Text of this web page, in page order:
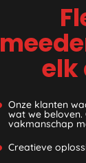
elk
Onze klanten
wat we beloven.
vakmanschap
Creatieve